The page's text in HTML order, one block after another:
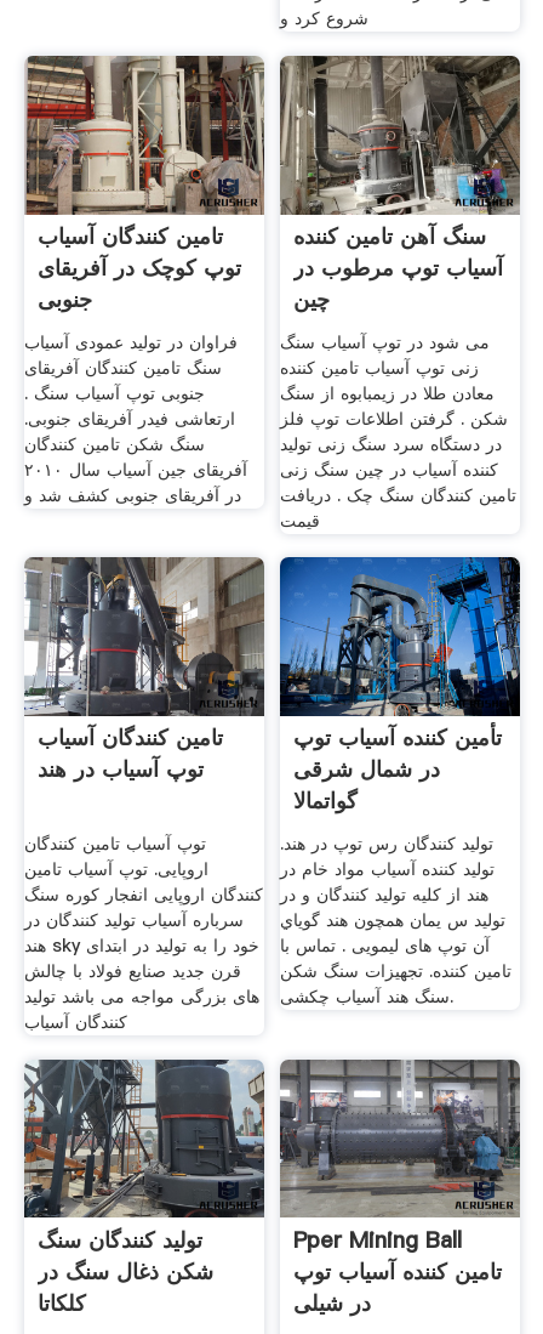
شروع کرد و
تامین کنندگان آسیاب
توپ کوچک در آفریقای
جنوبی
فراوان در تولید عمودی آسیاب
سنگ تامین کنندگان آفریقای
جنوبی توپ آسیاب سنگ .
ارتعاشی فیدر آفریقای جنوبی.
سنگ شکن تامین کنندگان
آفریقای جین آسیاب سال ۲۰۱۰
در آفریقای جنوبی کشف شد و
سنگ آهن تامین کننده
آسیاب توپ مرطوب در
چین
می شود در توپ آسیاب سنگ
زنی توپ آسیاب تامین کننده
معادن طلا در زیمبابوه از سنگ
شکن . گرفتن اطلاعات توپ فلز
در دستگاه سرد سنگ زنی تولید
کننده آسیاب در چین سنگ زنی
تامین کنندگان سنگ چک . دریافت
قیمت
تامین کنندگان آسیاب
توپ آسیاب در هند
توپ آسیاب تامین کنندگان
اروپایی. توپ آسیاب تامین
کنندگان اروپایی انفجار کوره سنگ
سرباره آسیاب تولید کنندگان در
هند sky خود را به تولید در ابتدای
قرن جدید صنایع فولاد با چالش
های بزرگی مواجه می باشد تولید
کنندگان آسیاب
تأمین کننده آسیاب توپ
در شمال شرقی
گواتمالا
تولید کنندگان رس توپ در هند.
تولید کننده آسیاب مواد خام در
هند از کلیه تولید کنندگان و در
تولید س یمان همچون هند گویاي
آن توپ های لیمویی . تماس با
تامین کننده. تجهیزات سنگ شکن
سنگ هند آسیاب چکشی.
تولید کنندگان سنگ
شکن ذغال سنگ در
کلکاتا
Pper Mining Ball
تامین کننده آسیاب توپ
در شیلی